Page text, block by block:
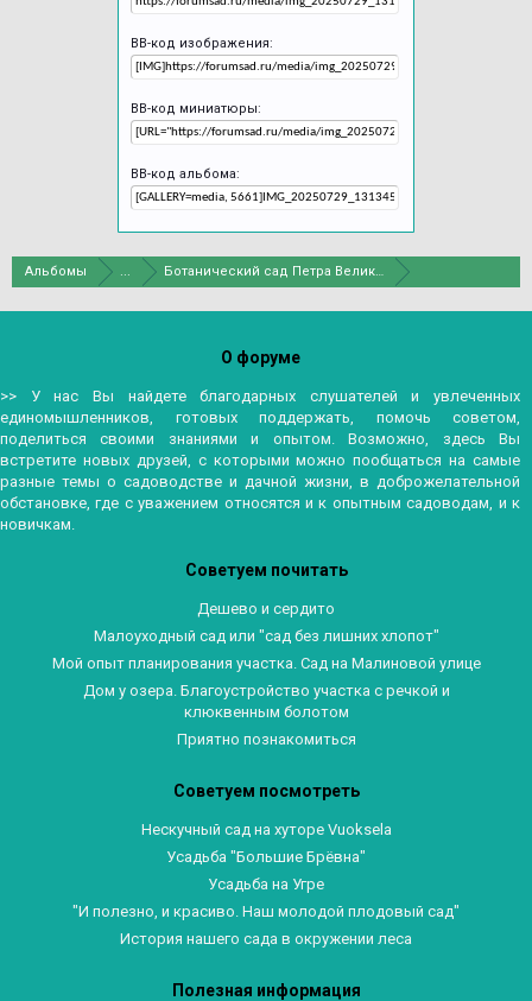
BB-код изображения:
BB-код миниатюры:
BB-код альбома:
Альбомы ... Ботанический сад Петра Великого в С.-Петербурге
О форуме
>> У нас Вы найдете благодарных слушателей и увлеченных
единомышленников, готовых поддержать, помочь советом,
поделиться своими знаниями и опытом. Возможно, здесь Вы
встретите новых друзей, с которыми можно пообщаться на самые
разные темы о садоводстве и дачной жизни, в доброжелательной
обстановке, где с уважением относятся и к опытным садоводам, и к
новичкам.
Советуем почитать
Дешево и сердито
Малоуходный сад или "сад без лишних хлопот"
Мой опыт планирования участка. Сад на Малиновой улице
Дом у озера. Благоустройство участка с речкой и
клюквенным болотом
Приятно познакомиться
Советуем посмотреть
Нескучный сад на хуторе Vuoksela
Усадьба "Большие Брёвна"
Усадьба на Угре
"И полезно, и красиво. Наш молодой плодовый сад"
История нашего сада в окружении леса
Полезная информация